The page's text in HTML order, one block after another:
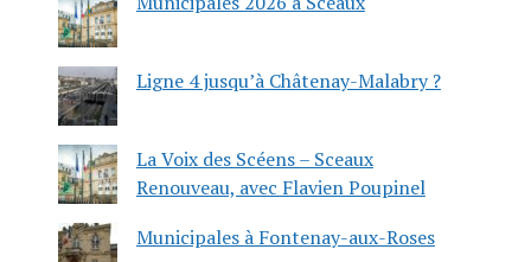
Ligne 4 jusqu’à Châtenay-Malabry ?
La Voix des Scéens – Sceaux
Renouveau, avec Flavien Poupinel
Municipales à Fontenay-aux-Roses